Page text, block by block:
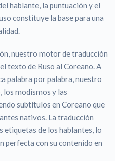
hablante, la puntuación y el
constituye la base para una
nuestro motor de traducción
texto de Ruso al Coreano. A
palabra por palabra, nuestro
los modismos y las
subtítulos en Coreano que
nativos. La traducción
de los hablantes, lo
perfecta con su contenido en